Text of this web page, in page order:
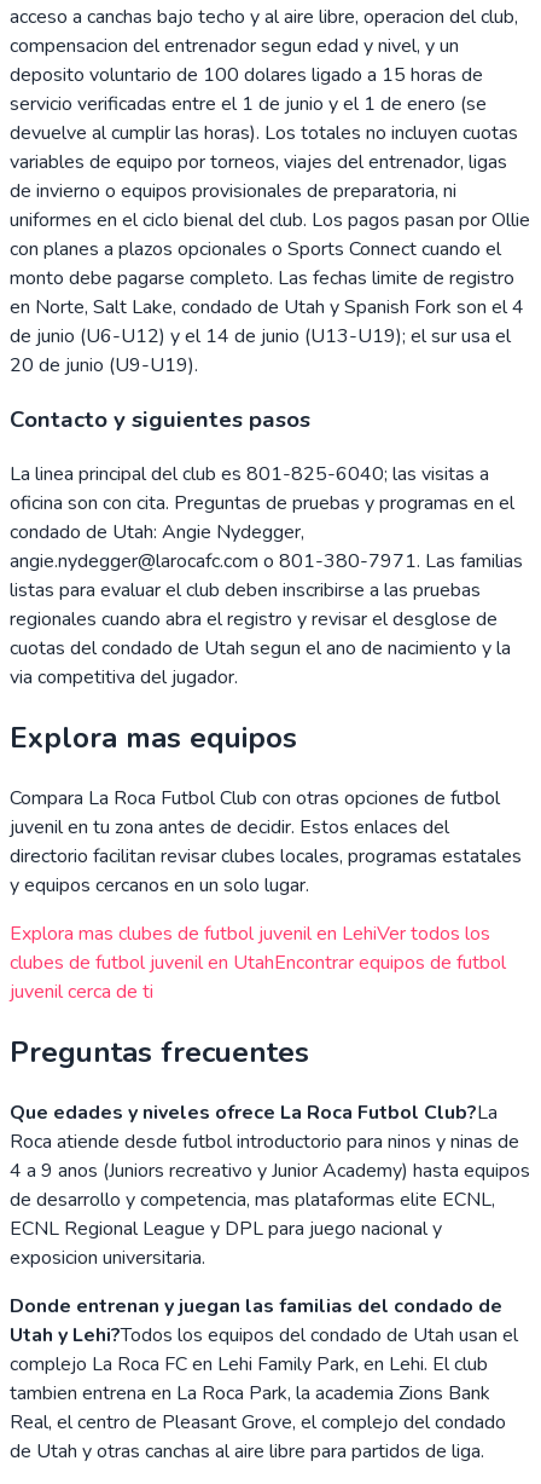
acceso a canchas bajo techo y al aire libre, operacion del club,
compensacion del entrenador segun edad y nivel, y un
deposito voluntario de 100 dolares ligado a 15 horas de
servicio verificadas entre el 1 de junio y el 1 de enero (se
devuelve al cumplir las horas). Los totales no incluyen cuotas
variables de equipo por torneos, viajes del entrenador, ligas
de invierno o equipos provisionales de preparatoria, ni
uniformes en el ciclo bienal del club. Los pagos pasan por Ollie
con planes a plazos opcionales o Sports Connect cuando el
monto debe pagarse completo. Las fechas limite de registro
en Norte, Salt Lake, condado de Utah y Spanish Fork son el 4
de junio (U6-U12) y el 14 de junio (U13-U19); el sur usa el
20 de junio (U9-U19).
Contacto y siguientes pasos
La linea principal del club es 801-825-6040; las visitas a
oficina son con cita. Preguntas de pruebas y programas en el
condado de Utah: Angie Nydegger,
angie.nydegger@larocafc.com o 801-380-7971. Las familias
listas para evaluar el club deben inscribirse a las pruebas
regionales cuando abra el registro y revisar el desglose de
cuotas del condado de Utah segun el ano de nacimiento y la
via competitiva del jugador.
Explora mas equipos
Compara La Roca Futbol Club con otras opciones de futbol
juvenil en tu zona antes de decidir. Estos enlaces del
directorio facilitan revisar clubes locales, programas estatales
y equipos cercanos en un solo lugar.
Explora mas clubes de futbol juvenil en LehiVer todos los
clubes de futbol juvenil en UtahEncontrar equipos de futbol
juvenil cerca de ti
Preguntas frecuentes
Que edades y niveles ofrece La Roca Futbol Club?La
Roca atiende desde futbol introductorio para ninos y ninas de
4 a 9 anos (Juniors recreativo y Junior Academy) hasta equipos
de desarrollo y competencia, mas plataformas elite ECNL,
ECNL Regional League y DPL para juego nacional y
exposicion universitaria.
Donde entrenan y juegan las familias del condado de
Utah y Lehi?Todos los equipos del condado de Utah usan el
complejo La Roca FC en Lehi Family Park, en Lehi. El club
tambien entrena en La Roca Park, la academia Zions Bank
Real, el centro de Pleasant Grove, el complejo del condado
de Utah y otras canchas al aire libre para partidos de liga.